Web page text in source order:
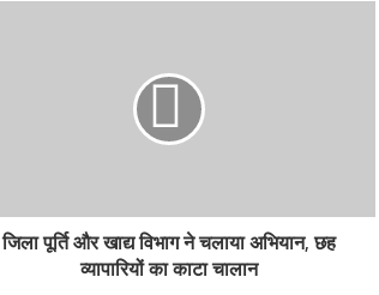
जिला पूर्ति और खाद्य विभाग ने चलाया अभियान, छह
व्यापारियों का काटा चालान